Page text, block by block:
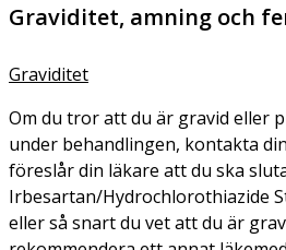
Graviditet, amning och
Graviditet
Om du tror att du är gravid eller
under behandlingen, kontakta
föreslår din läkare att du ska
Irbesartan/Hydrochlorothiazide
eller så snart du vet att du är